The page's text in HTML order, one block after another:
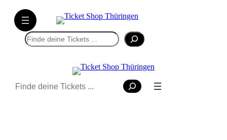
Suchen
Suchen